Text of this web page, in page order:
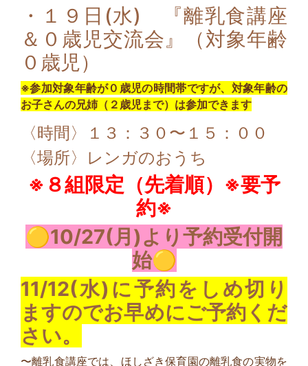
・１９日(水) 『離乳食講座
＆０歳児交流会』（対象年齢
０歳児）
※参加対象年齢が０歳児の時間帯ですが、対象年齢の
お子さんの兄姉（２歳児まで）は参加できます
〈時間〉１３：３０〜１５：００
〈場所〉レンガのおうち
※８組限定（先着順）※要予
約※
🟡10/27(月)より予約受付開
始🟡
11/12(水)に予約をしめ切り
ますのでお早めにご予約くだ
さい。
〜離乳食講座では、ほしざき保育園の離乳食の実物を